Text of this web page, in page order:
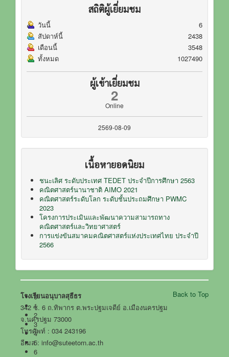
0
1
2
3
4
5
6
สถิติผู้เยี่ยมชม
วันนี้
6
สัปดาห์นี้
2438
เดือนนี้
3548
ทั้งหมด
1027490
ผู้เข้าเยี่ยมชม
2
Online
2569-08-09
เนื้อหายอดนิยม
ชนะเลิศ ระดับประเทศ TEDET ประจำปีการศึกษา 2563
คณิตศาสตร์นานาชาติ AIMO 2021
คณิตศาสตร์ระดับโลก ระดับชั้นประถมศึกษา PWMC
2023
โครงการประเมินและพัฒนาความสามารถทาง
คณิตศาสตร์และวิทยาศาสตร์
การแข่งขันสมาคมคณิตศาสตร์แห่งประเทศไทย ประจำปี
2566
Back to Top
โรงเรียนอนุบาลสุธีธร
342 ซ. 6 ถ.ทิพากร ต.พระปฐมเจดีย์ อ.เมืองนครปฐม
จ.นครปฐม 73000
โทรศัพท์ : 034 243196
อีเมล : info@suteetorn.ac.th